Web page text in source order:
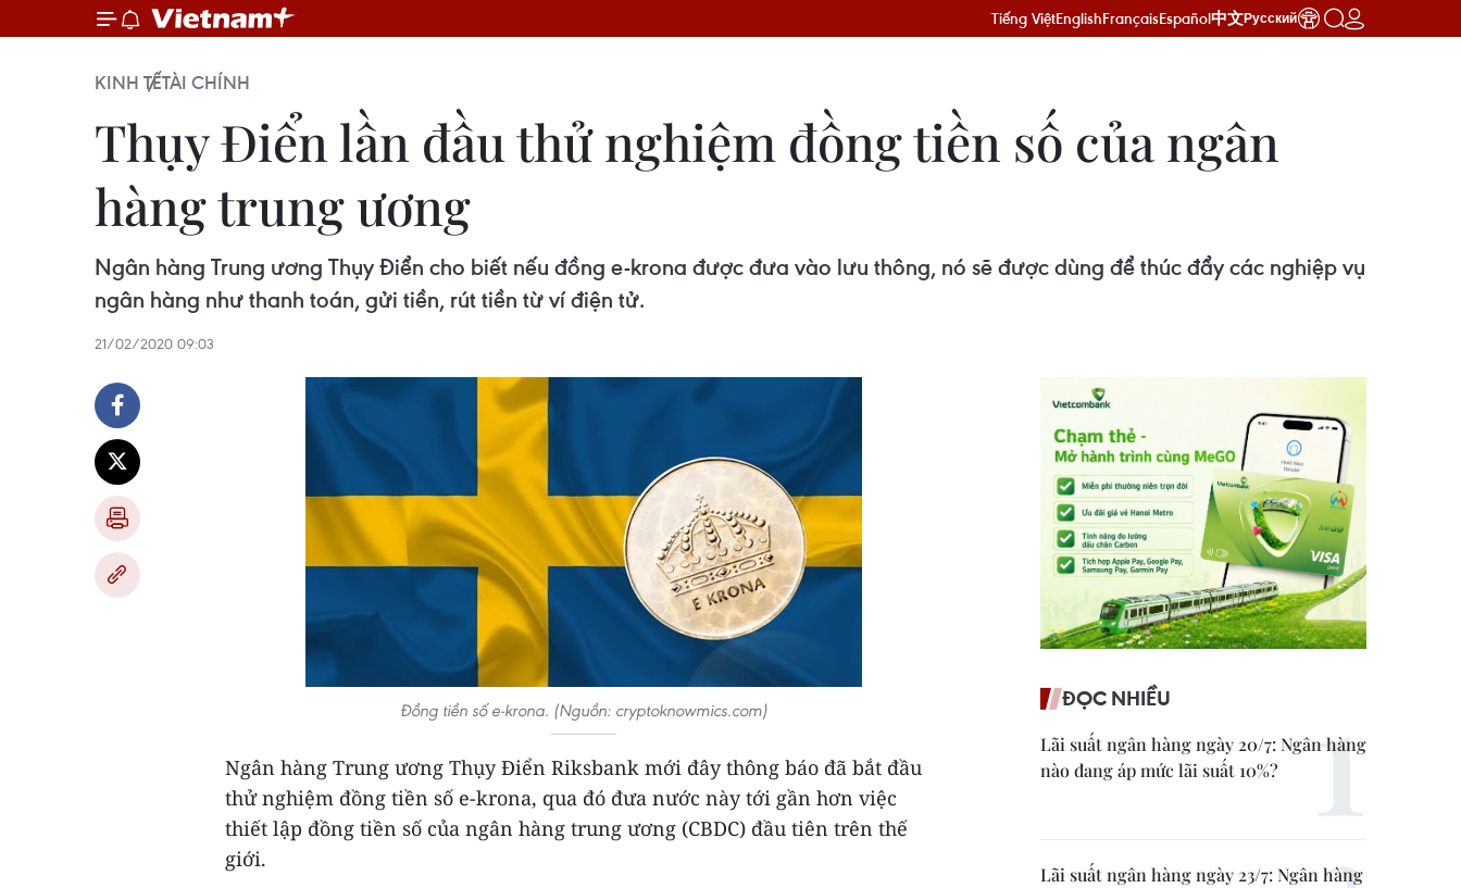
Tiếng ViệtEnglishFrançaisEspañol中文Русский
KINH TẾTÀI CHÍNH
Thụy Điển lần đầu thử nghiệm đồng tiền số của ngân
hàng trung ương
Ngân hàng Trung ương Thụy Điển cho biết nếu đồng e-krona được đưa vào lưu thông, nó sẽ được dùng để thúc đẩy các nghiệp vụ
ngân hàng như thanh toán, gửi tiền, rút tiền từ ví điện tử.
21/02/2020 09:03
Đồng tiền số e-krona. (Nguồn: cryptoknowmics.com)
Ngân hàng Trung ương Thụy Điển Riksbank mới đây thông báo đã bắt đầu
thử nghiệm đồng tiền số e-krona, qua đó đưa nước này tới gần hơn việc
thiết lập đồng tiền số của ngân hàng trung ương (CBDC) đầu tiên trên thế
giới.
ĐỌC NHIỀU
Lãi suất ngân hàng ngày 20/7: Ngân hàng
nào đang áp mức lãi suất 10%?
Lãi suất ngân hàng ngày 23/7: Ngân hàng